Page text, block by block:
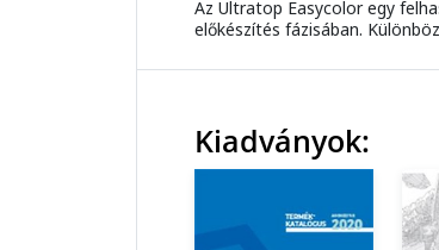
Az Ultratop Easycolor egy
előkészítés fázisában.
Kiadványok: